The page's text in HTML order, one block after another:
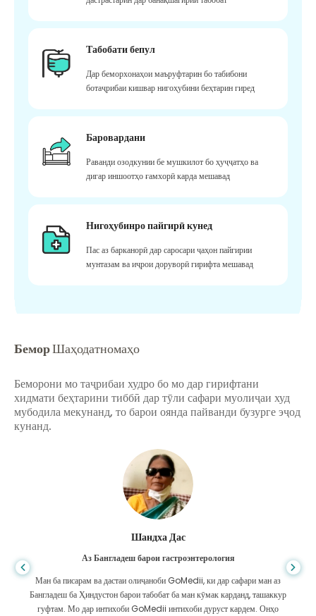
Табобати бепул
Дар беморхонаҳои маъруфтарин бо табибони
ботаҷрибаи кишвар нигоҳубини беҳтарин гиред
Баровардани
Раванди озодкунии бе мушкилот бо ҳуҷҷатҳо ва
дигар иншоотҳо ғамхорӣ карда мешавад
Нигоҳубинро пайгирӣ кунед
Пас аз барканорӣ дар саросари ҷаҳон пайгирии
мунтазам ва иҷрои доруворӣ гирифта мешавад
БеморШаҳодатномаҳо
Беморони мо таҷрибаи худро бо мо дар гирифтани
хидмати беҳтарини тиббӣ дар тӯли сафари муолиҷаи худ
мубодила мекунанд, то барои оянда пайванди бузурге эҷод
кунанд.
Шандха Дас
Аз Бангладеш барои гастроэнтерология
Ман ба писарам ва дастаи олиҷаноби GoMedii, ки дар сафари ман аз
Бангладеш ба Ҳиндустон барои табобат ба ман кӯмак карданд, ташаккур
гуфтам. Мо дар интихоби GoMedii интихоби дуруст кардем. Онҳо